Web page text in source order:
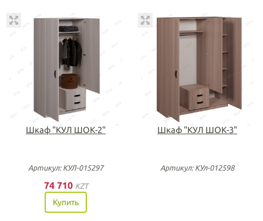
Шкаф "КУЛ ШОК-2"
Артикул: КУЛ-015297
74 710 KZT
Купить
Шкаф "КУЛ ШОК-3"
Артикул: КУл-012598